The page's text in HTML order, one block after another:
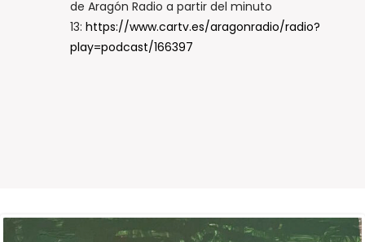
de Aragón Radio a partir del minuto
13: https://www.cartv.es/aragonradio/radio?
play=podcast/166397